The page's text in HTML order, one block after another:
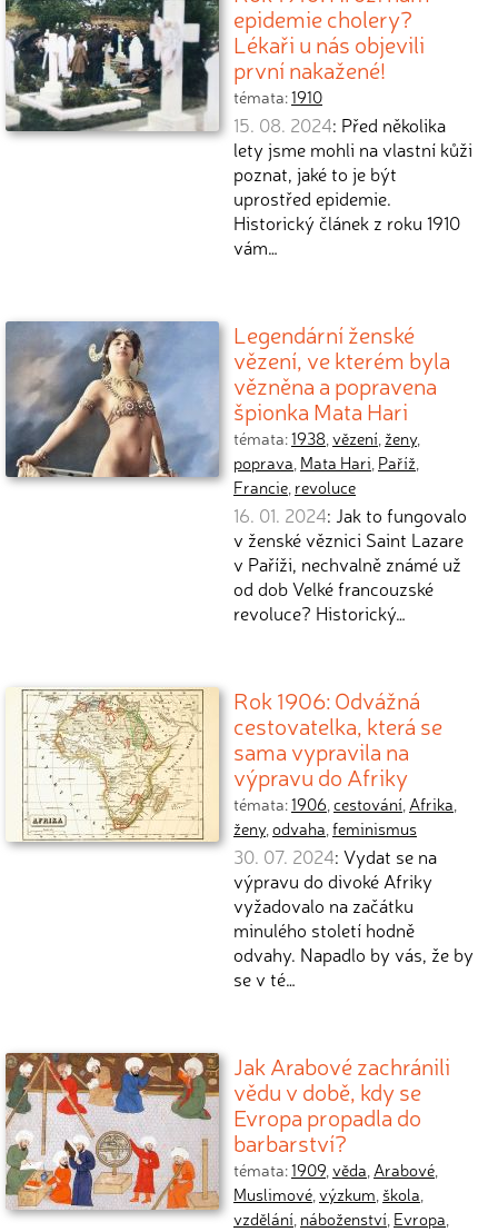
epidemie cholery?
Lékaři u nás objevili
první nakažené!
témata:1910
15. 08. 2024: Před několika
lety jsme mohli na vlastní kůži
poznat, jaké to je být
uprostřed epidemie.
Historický článek z roku 1910
vám…
Legendární ženské
vězení, ve kterém byla
vězněna a popravena
špionka Mata Hari
témata:1938,vězení, ženy,
poprava, Mata Hari, Paříž,
Francie, revoluce
16. 01. 2024: Jak to fungovalo
v ženské věznici Saint Lazare
v Paříži, nechvalně známé už
od dob Velké francouzské
revoluce? Historický…
Rok 1906: Odvážná
cestovatelka, která se
sama vypravila na
výpravu do Afriky
témata:1906,cestování,Afrika,
ženy,odvaha,feminismus
30. 07. 2024: Vydat se na
výpravu do divoké Afriky
vyžadovalo na začátku
minulého století hodně
odvahy. Napadlo by vás, že by
se v té…
Jak Arabové zachránili
vědu v době, kdy se
Evropa propadla do
barbarství?
témata:1909,věda,Arabové,
Muslimové,výzkum, škola,
vzdělání, náboženství, Evropa,